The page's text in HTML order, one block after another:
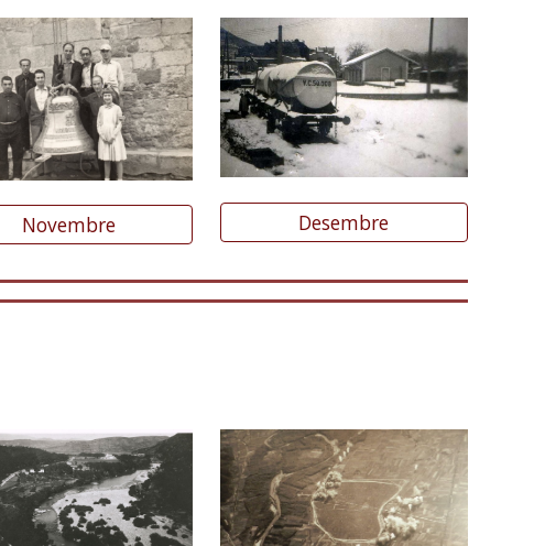
Novembre Desembre